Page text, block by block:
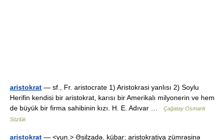
aristokrat — sf., Fr. aristocrate 1) Aristokrasi yanlısı 2) Soylu
Herifin kendisi bir aristokrat, karısı bir Amerikalı milyonerin ve hem
de büyük bir firma sahibinin kızı. H. E. Adıvar …
Çağatay Osmanlı
Sözlük
aristokrat — <yun.> Əsilzadə, kübar; aristokratiya zümrəsinə